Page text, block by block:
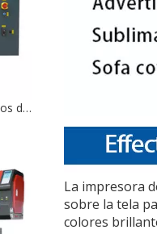
DS1300-2 Impresora de anuncios de banderas digitales con cabezal doble de 1,3 m
La impresora
sobre la tela
colores